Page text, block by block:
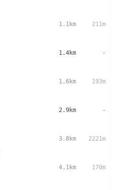
1.1km 211m
1.4km -
1.6km 193m
2.9km -
3.8km 2221m
4.1km 170m